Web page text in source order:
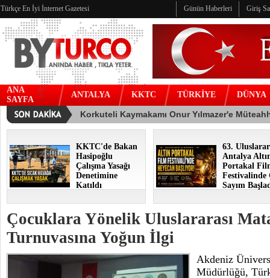
Türkçe En İyi İnternet Gazetesi Günün Haberleri Giriş
ANA
SAYFA
ANTALYA KKTC TÜRKİYE DÜNYA
KKTC'de Bakan
Hasipoğlu
Çalışma Yasağı
Denetimine
Katıldı
63.
Antalya
Portakal
Festivalinde
Sayım
Çocuklara Yönelik Uluslararası
Turnuvasına Yoğun İlgi
Akdeniz
Müdürlüğü,